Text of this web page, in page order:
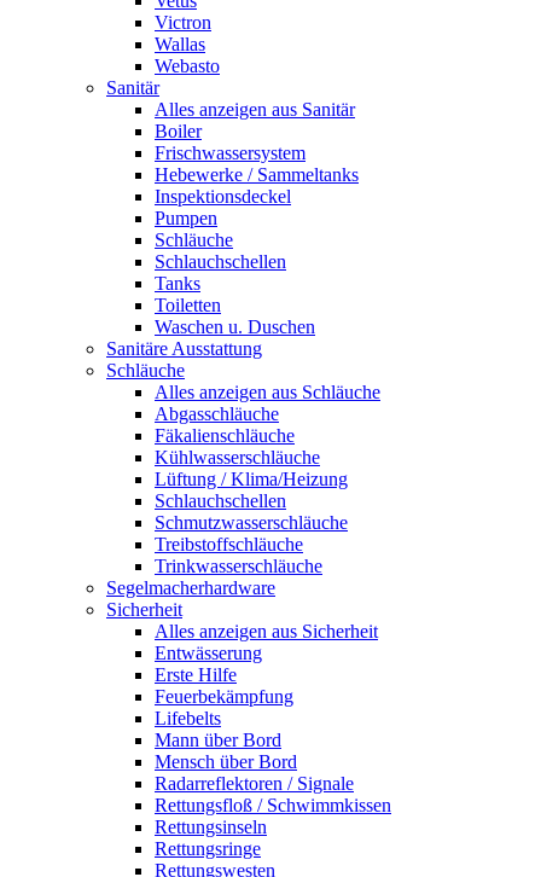
Victron
Wallas
Webasto
Sanitär
Alles anzeigen aus Sanitär
Boiler
Frischwassersystem
Hebewerke / Sammeltanks
Inspektionsdeckel
Pumpen
Schläuche
Schlauchschellen
Tanks
Toiletten
Waschen u. Duschen
Sanitäre Ausstattung
Schläuche
Alles anzeigen aus Schläuche
Abgasschläuche
Fäkalienschläuche
Kühlwasserschläuche
Lüftung / Klima/Heizung
Schlauchschellen
Schmutzwasserschläuche
Treibstoffschläuche
Trinkwasserschläuche
Segelmacherhardware
Sicherheit
Alles anzeigen aus Sicherheit
Entwässerung
Erste Hilfe
Feuerbekämpfung
Lifebelts
Mann über Bord
Mensch über Bord
Radarreflektoren / Signale
Rettungsfloß / Schwimmkissen
Rettungsinseln
Rettungsringe
Rettungswesten